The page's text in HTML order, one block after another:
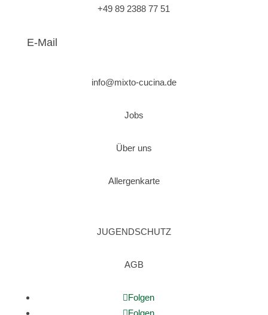
+49 89 2388 77 51
E-Mail
info@mixto-cucina.de
Jobs
Über uns
Allergenkarte
JUGENDSCHUTZ
AGB
Folgen
Folgen